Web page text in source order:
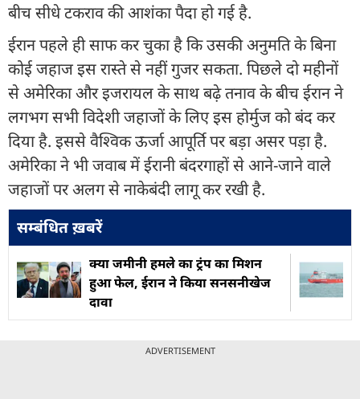
बीच सीधे टकराव की आशंका पैदा हो गई है.
ईरान पहले ही साफ कर चुका है कि उसकी अनुमति के बिना
कोई जहाज इस रास्ते से नहीं गुजर सकता. पिछले दो महीनों
से अमेरिका और इजरायल के साथ बढ़े तनाव के बीच ईरान ने
लगभग सभी विदेशी जहाजों के लिए इस होर्मुज को बंद कर
दिया है. इससे वैश्विक ऊर्जा आपूर्ति पर बड़ा असर पड़ा है.
अमेरिका ने भी जवाब में ईरानी बंदरगाहों से आने-जाने वाले
जहाजों पर अलग से नाकेबंदी लागू कर रखी है.
सम्बंधित ख़बरें
क्या जमीनी हमले का ट्रंप का मिशन
हुआ फेल, ईरान ने किया सनसनीखेज
दावा
ADVERTISEMENT